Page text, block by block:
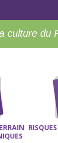
culture du